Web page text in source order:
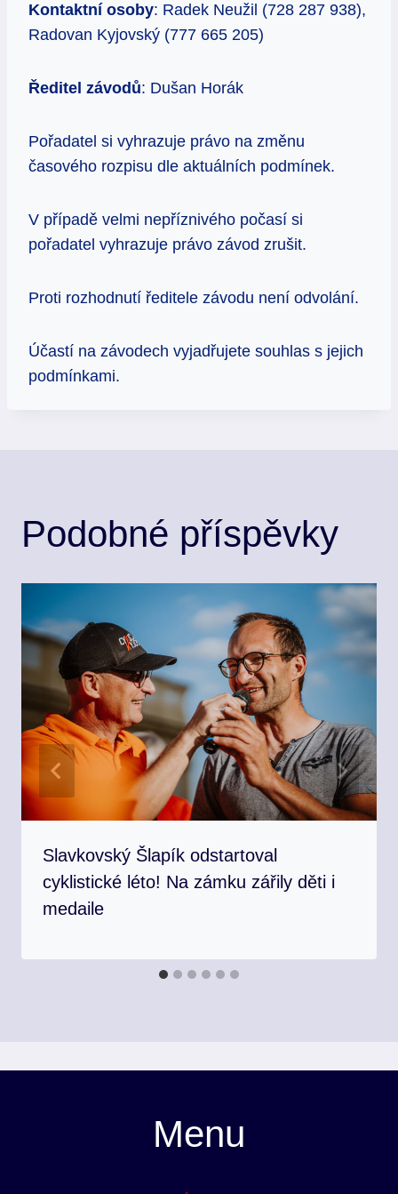
Kontaktní osoby: Radek Neužil (728 287 938),
Radovan Kyjovský (777 665 205)
Ředitel závod ů: Dušan Horák
Pořadatel si vyhrazuje právo na změnu
časového rozpisu dle aktuálních podmínek.
V případě velmi nepříznivého počasí si
pořadatel vyhrazuje právo závod zrušit.
Proti rozhodnutí ředitele závodu není odvolání.
Účastí na závodech vyjadřujete souhlas s jejich
podmínkami.
Podobné příspěvky
Slavkovský Šlapík odstartoval
cyklistické léto! Na zámku zářily děti i
medaile
Menu